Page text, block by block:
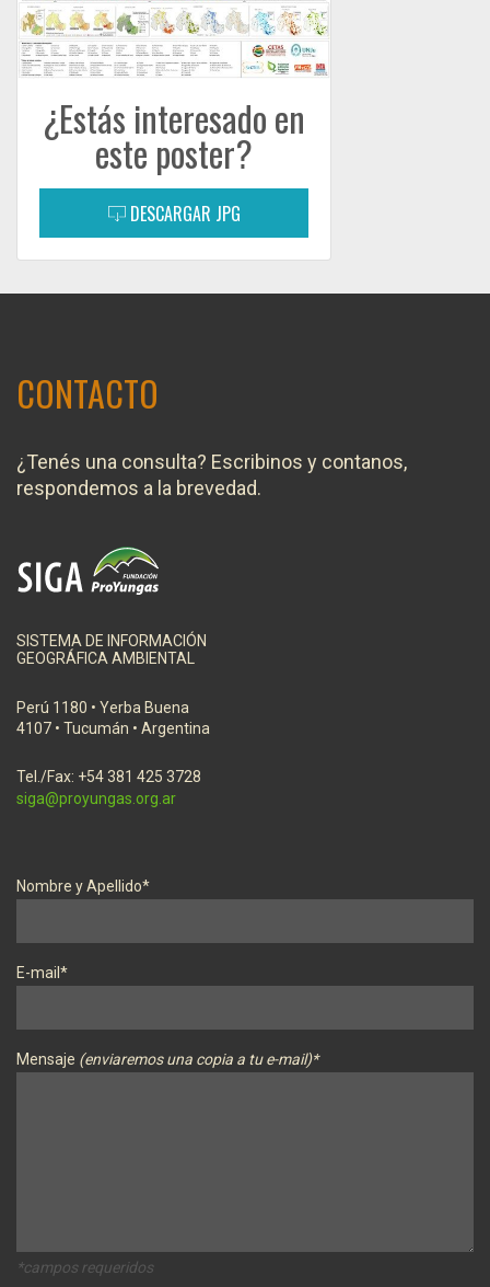
¿Estás interesado en
este poster?
DESCARGAR JPG
CONTACTO
¿Tenés una consulta? Escribinos y contanos,
respondemos a la brevedad.
SISTEMA DE INFORMACIÓN
GEOGRÁFICA AMBIENTAL
Perú 1180 • Yerba Buena
4107 • Tucumán • Argentina
Tel./Fax: +54 381 425 3728
siga@proyungas.org.ar
Nombre y Apellido*
E-mail*
Mensaje (enviaremos una copia a tu e-mail)*
*campos requeridos